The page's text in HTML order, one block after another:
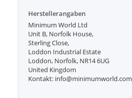
Herstellerangaben
Minimum World Ltd
Unit B, Norfolk House,
Sterling Close,
Loddon Industrial Estate
Loddon, Norfolk, NR14 6UG
United Kingdom
Kontakt: info@minimumworld.com